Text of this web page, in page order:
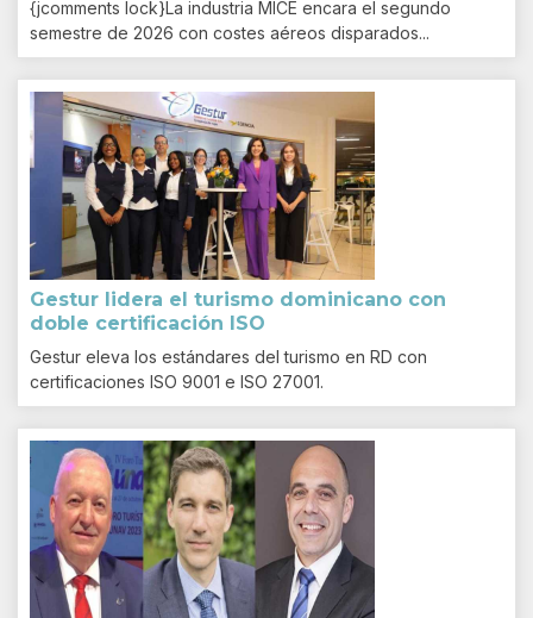
{jcomments lock}La industria MICE encara el segundo
semestre de 2026 con costes aéreos disparados...
Gestur lidera el turismo dominicano con
doble certificación ISO
Gestur eleva los estándares del turismo en RD con
certificaciones ISO 9001 e ISO 27001.